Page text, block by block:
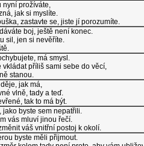
nyní prožíváte,
jak si myslíte.
zastavte se, jiste jí porozumíte.
boj, ještě není konec.
sil, jen si nevěříte.
má smysl.
vkládat příliš sami sebe do věcí,
stanou.
jak má,
vlně, tady a teď.
tak to má být.
jako byste sem nepatřili.
vás mluví jinou řečí.
váš vnitřní postoj k okolí.
byste měli přijmout.